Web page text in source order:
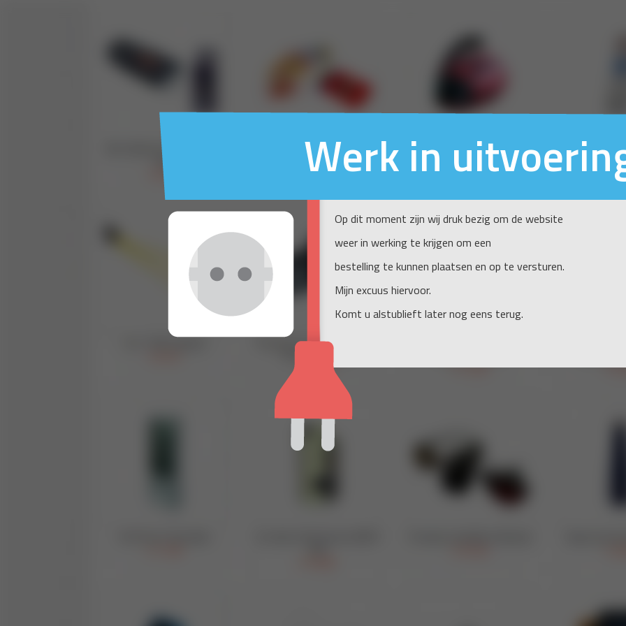
Werk in
Op dit moment zijn wij druk bezig om de website
weer in werking te krijgen om een
bestelling te kunnen plaatsen en op te versturen.
Mijn excuus hiervoor.
Komt u alstublieft later nog eens terug.